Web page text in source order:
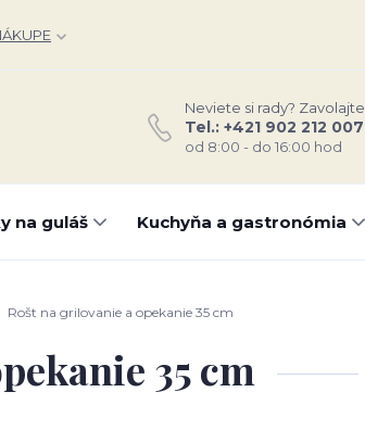
Neviete si rady? Zavolajte.
Tel.: +421 902 212 007
od 8:00 - do 16:00 hod
na guláš Kuchyňa a gastronómia
Rošt na grilovanie a opekanie 35 cm
35 cm